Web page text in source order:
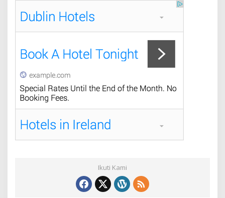
Ikuti Kami